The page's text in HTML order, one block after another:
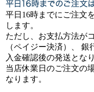
平日16時までにご注文
します。
ただし、お支払方法が
（ペイジー決済）、
入金確認後の発送とな
当店休業日のご注文の
なります。